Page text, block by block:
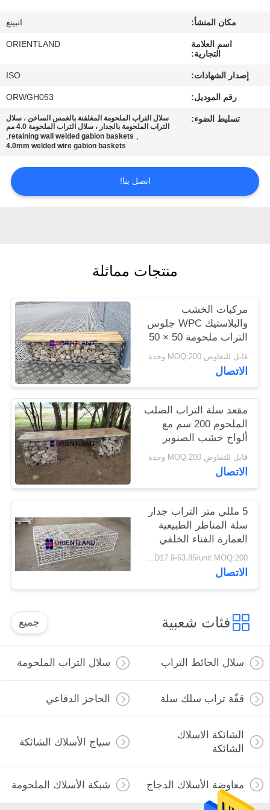
مراقبة
الجودة
اطلب
PRIVACY
POLICY
مكان المنشأ: انبينغ
اسم العلامة
التجارية:
ORIENTLAND
إصدار الشهادات: ISO
رقم الموديل: ORWGH053
تسليط الضوء:
سلال التراب الملحومة المغلفنة بالغمس الساخن ، سلال
التراب الملحومة بالجدار ، سلال التراب الملحومة 4.0 مم
,
retaining wall welded gabion baskets
,
4.0mm welded wire gabion baskets
اتصل بنا!
منتجات مماثلة
مركبات الخشب
والبلاستيك WPC جلوس
التراب ملحومة 50 × 50
مم 2 م × 0.5 م × 0.5 م
قابل للتفاوض MOQ:200 وحدة
الاتصال
مقعد سلة التراب الصلب
الملحوم 200 سم مع
ألواح خشب الصنوبر
قابل للتفاوض MOQ:200 وحدة
الاتصال
5 مللي متر التراب جدار
سلة المناظر الطبيعية
العمارة الفناء الخلفي
الديكور
USD17.9-63.85/unit MOQ:200 وحدة
الاتصال
فئات شعبية جميع
سلال الحائط التراب سلال التراب الملحومة
قفّة تراب سلك سلة الحاجز الدفاعي
الشائكة الاسلاك
الشائكة
سياج الأسلاك الشائكة
معاوضة الأسلاك الدجاج شبكة الأسلاك الملحومة